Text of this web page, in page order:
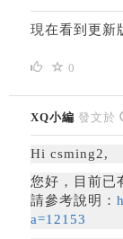
現在看到更新
0
XQ小編 發文於
Hi csming2,
您好，
目前已
請參考說明：
a=12153